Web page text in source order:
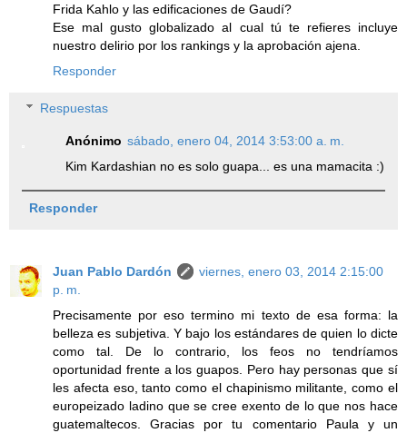
Frida Kahlo y las edificaciones de Gaudí?
Ese mal gusto globalizado al cual tú te refieres incluye
nuestro delirio por los rankings y la aprobación ajena.
Responder
Respuestas
Anónimo sábado, enero 04, 2014 3:53:00 a. m.
Kim Kardashian no es solo guapa... es una mamacita :)
Responder
Juan Pablo Dardón
viernes, enero 03, 2014 2:15:00
p. m.
Precisamente por eso termino mi texto de esa forma: la
belleza es subjetiva. Y bajo los estándares de quien lo dicte
como tal. De lo contrario, los feos no tendríamos
oportunidad frente a los guapos. Pero hay personas que sí
les afecta eso, tanto como el chapinismo militante, como el
europeizado ladino que se cree exento de lo que nos hace
guatemaltecos. Gracias por tu comentario Paula y un